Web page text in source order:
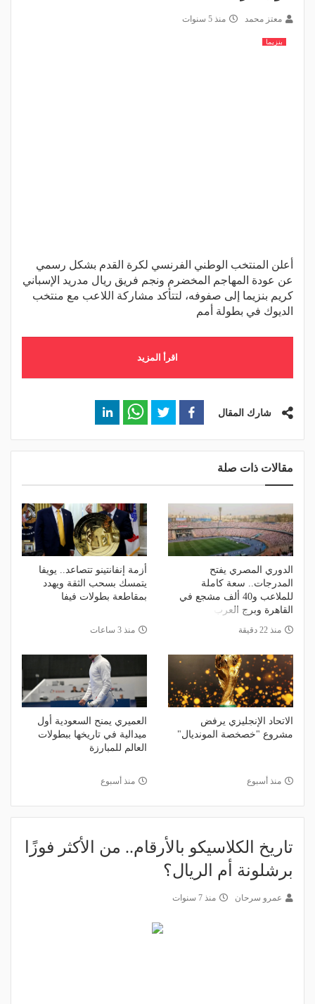
معتز محمد منذ 5 سنوات
بنزيما
أعلن المنتخب الوطني الفرنسي لكرة القدم بشكل رسمي
عن عودة المهاجم المخضرم ونجم فريق ريال مدريد الإسباني
كريم بنزيما إلى صفوفه، لتتأكد مشاركة اللاعب مع منتخب
الديوك في بطولة أمم
اقرأ المزيد
شارك المقال
مقالات ذات صلة
الدوري المصري يفتح
المدرجات.. سعة كاملة
للملاعب و40 ألف مشجع في
القاهرة وبرج العرب
منذ 22 دقيقة
أزمة إنفانتينو تتصاعد.. يويفا
يتمسك بسحب الثقة ويهدد
بمقاطعة بطولات فيفا
منذ 3 ساعات
الاتحاد الإنجليزي يرفض
مشروع "خصخصة المونديال"
منذ أسبوع
العميري يمنح السعودية أول
ميدالية في تاريخها ببطولات
العالم للمبارزة
منذ أسبوع
تاريخ الكلاسيكو بالأرقام.. من الأكثر فوزًا
برشلونة أم الريال؟
عمرو سرحان منذ 7 سنوات